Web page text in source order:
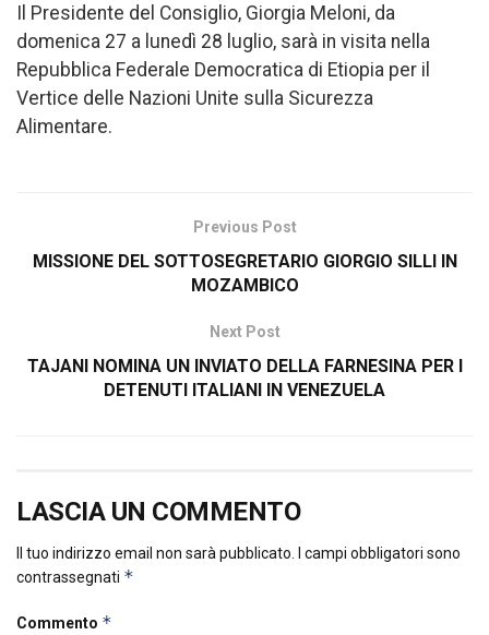
Il Presidente del Consiglio, Giorgia Meloni, da
domenica 27 a lunedì 28 luglio, sarà in visita nella
Repubblica Federale Democratica di Etiopia per il
Vertice delle Nazioni Unite sulla Sicurezza
Alimentare.
Previous Post
MISSIONE DEL SOTTOSEGRETARIO GIORGIO SILLI IN
MOZAMBICO
Next Post
TAJANI NOMINA UN INVIATO DELLA FARNESINA PER I
DETENUTI ITALIANI IN VENEZUELA
LASCIA UN COMMENTO
Il tuo indirizzo email non sarà pubblicato.
I campi obbligatori sono
contrassegnati *
Commento *